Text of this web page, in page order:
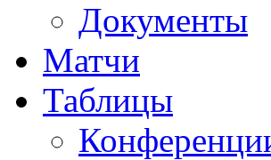
Документы
Матчи
Таблицы